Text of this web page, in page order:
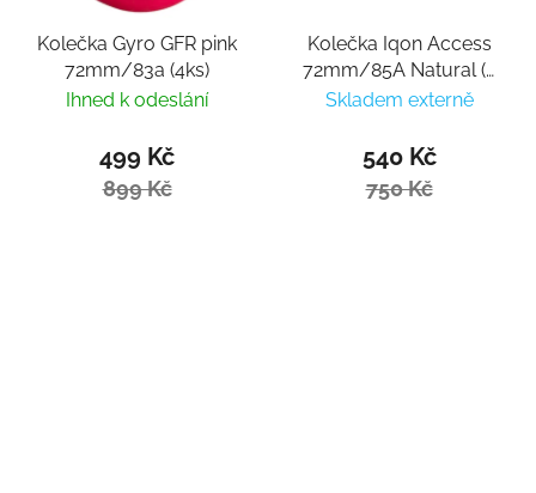
Kolečka Gyro GFR pink
72mm/83a (4ks)
Ihned k odeslání
499 Kč
899 Kč
Kolečka Iqon Access
72mm/85A Natural (4
ks)
Skladem externě
540 Kč
750 Kč